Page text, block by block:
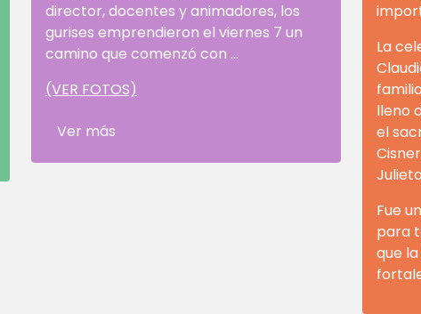
director, docentes y animadores, los
gurises emprendieron el viernes 7 un
camino que comenzó con ...
(VER FOTOS)
Ver más
La
lleno
el
Fue
para
que